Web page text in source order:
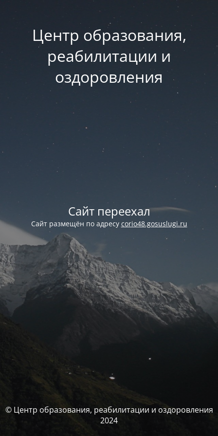
Центр образования,
реабилитации и
оздоровления
Сайт переехал
Сайт размещён по адресу corio48.gosuslugi.ru
© Центр образования, реабилитации и оздоровления
2024